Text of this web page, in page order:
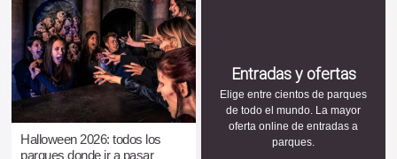
Halloween 2026: todos los
parques donde ir a pasar
Entradas y ofertas
Elige entre cientos de parques
de todo el mundo. La mayor
oferta online de entradas a
parques.